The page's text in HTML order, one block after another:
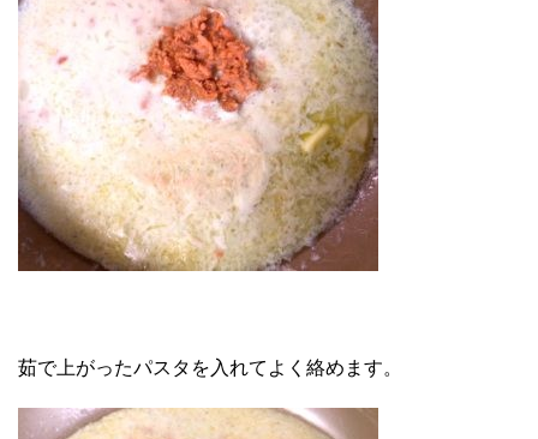
茹で上がったパスタを入れてよく絡めます。